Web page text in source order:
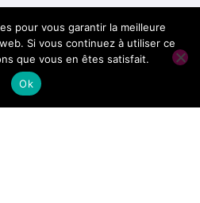
réussir les concours
pour vous garantir la meilleure
Si vous continuez à utiliser ce
que vous en êtes satisfait.
Ok